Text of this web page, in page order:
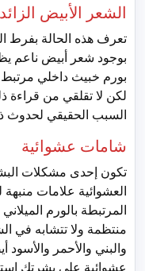
الشعر الأبيض الزائد
تعرف هذه الحالة بفرط
بوجود شعر أبيض ناعم
بورم خبيث داخلي مرتبط
لكن لا تقلقي من
السبب الحقيقي لحدوث
شامات عشوائية
تكون إحدى مشكلات
العشوائية علامات
المرتبطة بالورم
منتظمة ولا تتشابه في
والبني والأحمر
عشوائية على بشرتكِ